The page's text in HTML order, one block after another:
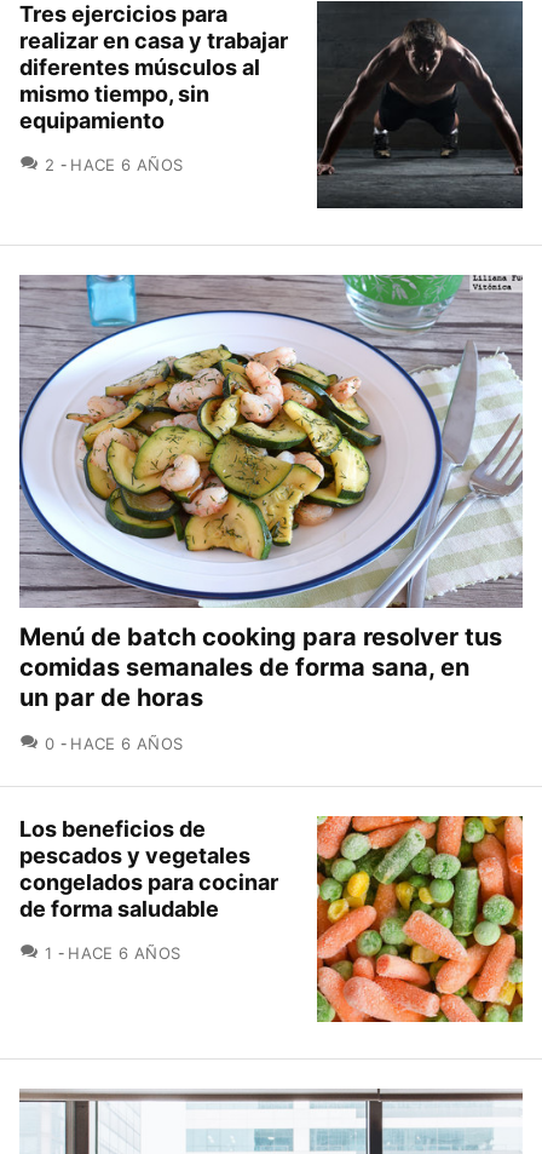
Tres ejercicios para
realizar en casa y trabajar
diferentes músculos al
mismo tiempo, sin
equipamiento
2 COMENTARIOS
HACE 6 AÑOS
Menú de batch cooking para resolver tus
comidas semanales de forma sana, en
un par de horas
0 COMENTARIOS
HACE 6 AÑOS
Los beneficios de
pescados y vegetales
congelados para cocinar
de forma saludable
1 COMENTARIOS
HACE 6 AÑOS